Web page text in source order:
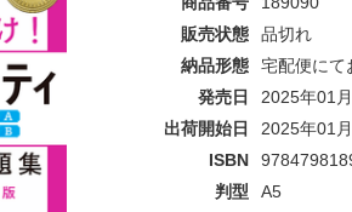
販売状態
品切れ
納品形態
宅配便にて
発売日
2025年01
出荷開始日
2025年01
ISBN
判型
A5